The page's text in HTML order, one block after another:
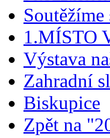
1.MÍSTO
Výstava
Zahradní
Biskupice
Zpět na